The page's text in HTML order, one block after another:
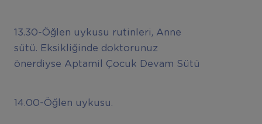
13.30-Öğlen uykusu rutinleri, Anne
sütü. Eksikliğinde doktorunuz
önerdiyse Aptamil Çocuk Devam Sütü
14.00-Öğlen uykusu.